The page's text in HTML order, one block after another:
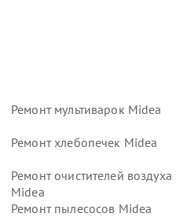
Ремонт мультиварок Midea
Ремонт хлебопечек Midea
Ремонт очистителей воздуха
Midea
Ремонт пылесосов Midea